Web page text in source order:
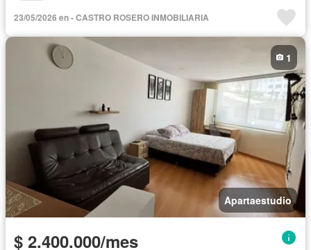
23/05/2026 en - CASTRO ROSERO INMOBILIARIA
Apartaestudio
1
$ 2.400.000/mes